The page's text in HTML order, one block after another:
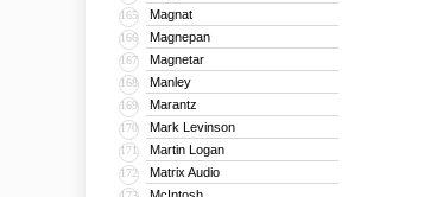
165 Magnat
166 Magnepan
167 Magnetar
168 Manley
169 Marantz
170 Mark Levinson
171 Martin Logan
172 Matrix Audio